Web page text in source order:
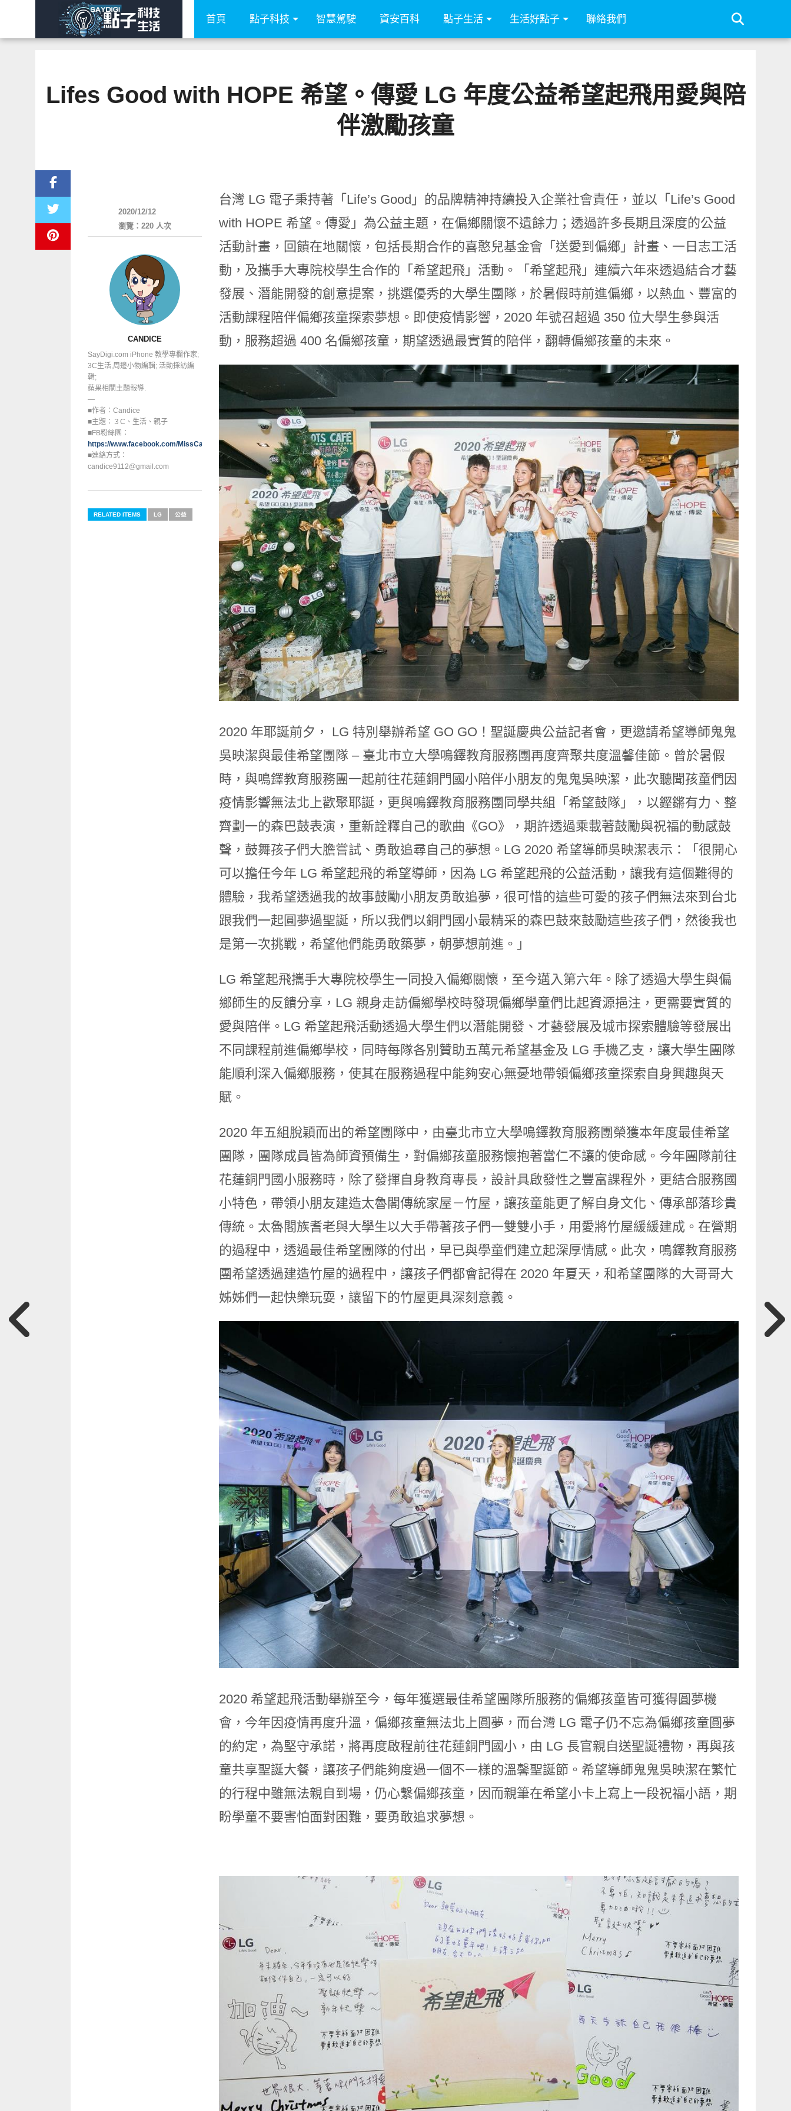
首頁 點子科技 智慧駕駛 資安百科 點子生活 生活好點子 聯絡我們
Lifes Good with HOPE 希望。傳愛 LG 年度公益希望起飛用愛與陪
伴激勵孩童
台灣 LG 電子秉持著「Life’s Good」的品牌精神持續投入企業社會責任，並以「Life’s Good
with HOPE 希望。傳愛」為公益主題，在偏鄉關懷不遺餘力；透過許多長期且深度的公益
活動計畫，回饋在地關懷，包括長期合作的喜憨兒基金會「送愛到偏鄉」計畫、一日志工活
動，及攜手大專院校學生合作的「希望起飛」活動。「希望起飛」連續六年來透過結合才藝
發展、潛能開發的創意提案，挑選優秀的大學生團隊，於暑假時前進偏鄉，以熱血、豐富的
活動課程陪伴偏鄉孩童探索夢想。即使疫情影響，2020 年號召超過 350 位大學生參與活
動，服務超過 400 名偏鄉孩童，期望透過最實質的陪伴，翻轉偏鄉孩童的未來。
2020 年耶誕前夕， LG 特別舉辦希望 GO GO！聖誕慶典公益記者會，更邀請希望導師鬼鬼
吳映潔與最佳希望團隊 – 臺北市立大學鳴鐸教育服務團再度齊聚共度溫馨佳節。曾於暑假
時，與鳴鐸教育服務團一起前往花蓮銅門國小陪伴小朋友的鬼鬼吳映潔，此次聽聞孩童們因
疫情影響無法北上歡聚耶誕，更與鳴鐸教育服務團同學共組「希望鼓隊」，以鏗鏘有力、整
齊劃一的森巴鼓表演，重新詮釋自己的歌曲《GO》，期許透過乘載著鼓勵與祝福的動感鼓
聲，鼓舞孩子們大膽嘗試、勇敢追尋自己的夢想。LG 2020 希望導師吳映潔表示：「很開心
可以擔任今年 LG 希望起飛的希望導師，因為 LG 希望起飛的公益活動，讓我有這個難得的
體驗，我希望透過我的故事鼓勵小朋友勇敢追夢，很可惜的這些可愛的孩子們無法來到台北
跟我們一起圓夢過聖誕，所以我們以銅門國小最精采的森巴鼓來鼓勵這些孩子們，然後我也
是第一次挑戰，希望他們能勇敢築夢，朝夢想前進。」
LG 希望起飛攜手大專院校學生一同投入偏鄉關懷，至今邁入第六年。除了透過大學生與偏
鄉師生的反饋分享，LG 親身走訪偏鄉學校時發現偏鄉學童們比起資源挹注，更需要實質的
愛與陪伴。LG 希望起飛活動透過大學生們以潛能開發、才藝發展及城市探索體驗等發展出
不同課程前進偏鄉學校，同時每隊各別贊助五萬元希望基金及 LG 手機乙支，讓大學生團隊
能順利深入偏鄉服務，使其在服務過程中能夠安心無憂地帶領偏鄉孩童探索自身興趣與天
賦。
2020 年五組脫穎而出的希望團隊中，由臺北市立大學鳴鐸教育服務團榮獲本年度最佳希望
團隊，團隊成員皆為師資預備生，對偏鄉孩童服務懷抱著當仁不讓的使命感。今年團隊前往
花蓮銅門國小服務時，除了發揮自身教育專長，設計具啟發性之豐富課程外，更結合服務國
小特色，帶領小朋友建造太魯閣傳統家屋－竹屋，讓孩童能更了解自身文化、傳承部落珍貴
傳統。太魯閣族耆老與大學生以大手帶著孩子們一雙雙小手，用愛將竹屋緩緩建成。在營期
的過程中，透過最佳希望團隊的付出，早已與學童們建立起深厚情感。此次，鳴鐸教育服務
團希望透過建造竹屋的過程中，讓孩子們都會記得在 2020 年夏天，和希望團隊的大哥哥大
姊姊們一起快樂玩耍，讓留下的竹屋更具深刻意義。
2020 希望起飛活動舉辦至今，每年獲選最佳希望團隊所服務的偏鄉孩童皆可獲得圓夢機
會，今年因疫情再度升溫，偏鄉孩童無法北上圓夢，而台灣 LG 電子仍不忘為偏鄉孩童圓夢
的約定，為堅守承諾，將再度啟程前往花蓮銅門國小，由 LG 長官親自送聖誕禮物，再與孩
童共享聖誕大餐，讓孩子們能夠度過一個不一樣的溫馨聖誕節。希望導師鬼鬼吳映潔在繁忙
的行程中雖無法親自到場，仍心繫偏鄉孩童，因而親筆在希望小卡上寫上一段祝福小語，期
盼學童不要害怕面對困難，要勇敢追求夢想。
2020/12/12
瀏覽：220 人次
CANDICE
SayDigi.com iPhone 教學專欄作家;
3C生活,周邊小物編輯; 活動採訪編
輯;
蘋果相關主題報導.
—
■作者：Candice
■主題：３C、生活、親子
■FB粉絲團：
https://www.facebook.com/MissCandice112
■連絡方式：
candice9112@gmail.com
RELATED ITEMS LG 公益